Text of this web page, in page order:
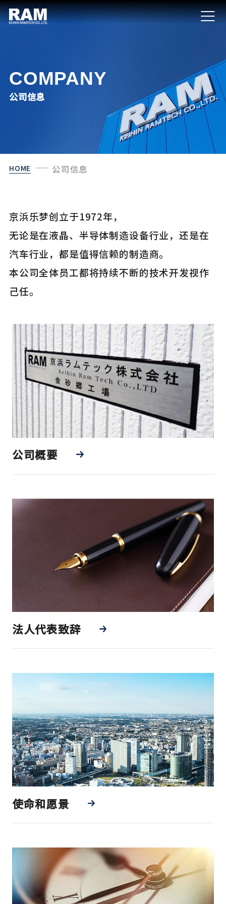
COMPANY
公司信息
HOME 公司信息
京浜乐梦创立于1972年，
无论是在液晶、半导体制造设备行业，还是在
汽车行业，都是值得信赖的制造商。
本公司全体员工都将持续不断的技术开发视作
己任。
公司概要
法人代表致辞
使命和愿景